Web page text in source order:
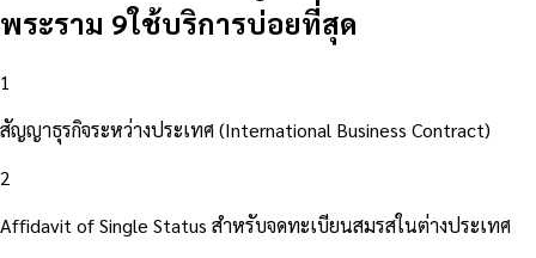
พระราม 9ใช้บริการบ่อยที่สุด
1
สัญญาธุรกิจระหว่างประเทศ (International Business Contract)
2
Affidavit of Single Status สำหรับจดทะเบียนสมรสในต่างประเทศ